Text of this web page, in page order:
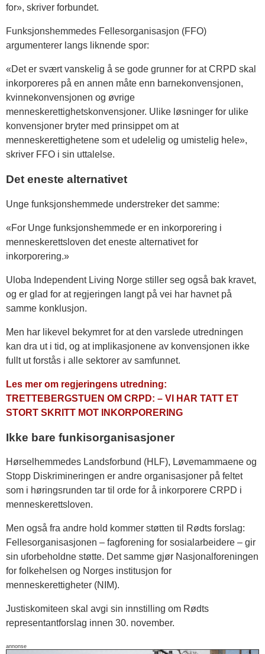
for», skriver forbundet.
Funksjonshemmedes Fellesorganisasjon (FFO)
argumenterer langs liknende spor:
«Det er svært vanskelig å se gode grunner for at CRPD skal
inkorporeres på en annen måte enn barnekonvensjonen,
kvinnekonvensjonen og øvrige
menneskerettighetskonvensjoner. Ulike løsninger for ulike
konvensjoner bryter med prinsippet om at
menneskerettighetene som et udelelig og umistelig hele»,
skriver FFO i sin uttalelse.
Det eneste alternativet
Unge funksjonshemmede understreker det samme:
«For Unge funksjonshemmede er en inkorporering i
menneskerettsloven det eneste alternativet for
inkorporering.»
Uloba Independent Living Norge stiller seg også bak kravet,
og er glad for at regjeringen langt på vei har havnet på
samme konklusjon.
Men har likevel bekymret for at den varslede utredningen
kan dra ut i tid, og at implikasjonene av konvensjonen ikke
fullt ut forstås i alle sektorer av samfunnet.
Les mer om regjeringens utredning:
TRETTEBERGSTUEN OM CRPD: – VI HAR TATT ET
STORT SKRITT MOT INKORPORERING
Ikke bare funkisorganisasjoner
Hørselhemmedes Landsforbund (HLF), Løvemammaene og
Stopp Diskrimineringen er andre organisasjoner på feltet
som i høringsrunden tar til orde for å inkorporere CRPD i
menneskerettsloven.
Men også fra andre hold kommer støtten til Rødts forslag:
Fellesorganisasjonen – fagforening for sosialarbeidere – gir
sin uforbeholdne støtte. Det samme gjør Nasjonalforeningen
for folkehelsen og Norges institusjon for
menneskerettigheter (NIM).
Justiskomiteen skal avgi sin innstilling om Rødts
representantforslag innen 30. november.
annonse